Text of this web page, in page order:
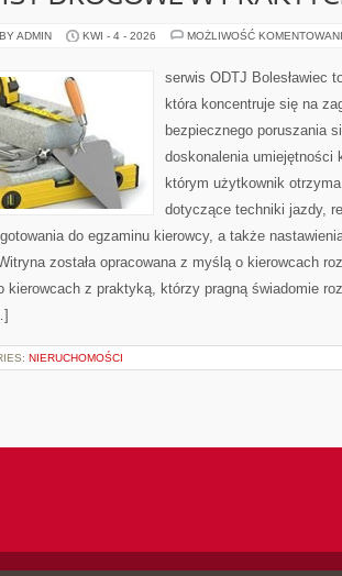
ADMIN KWI - 4 - 2026 MOŻLIWOŚĆ
serwis ODTJ Bolesławiec
która koncentruje się na
bezpiecznego poruszania
doskonalenia umiejętności
którym użytkownik
dotyczące techniki jazdy,
do egzaminu kierowcy, a także
została opracowana z myślą o kierowcach
kierowcach z praktyką, którzy pragną świadomie
NIERUCHOMOŚCI